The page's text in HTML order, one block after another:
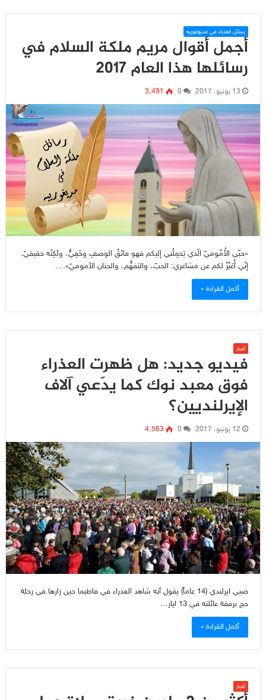
رسائل العذراء في مديوغوريه
أجمل أقوال مريم ملكة السلام في
رسائلها هذا العام 2017
13 يونيو، 2017 0 3٬491
«حبّي الأُمُوميّ الّذي يَحمِلُني إليكم فهو فائقُ الوصفِ وخَفِيٌّ، ولَكِنّه حقيقيّ.
إنّي أُعَبِّرُ لكم عن مشاعري: الحبّ، والتفهُّم، والحنان الأموميّ».…
أكمل القراءة »
أخبار
فيديو جديد: هل ظهرت العذراء
فوق معبد نوك كما يدّعي آلاف
الإيرلنديين؟
12 يونيو، 2017 0 4٬563
صبي ايرلندي (14 عاماً) يقول أنه شاهد العذراء في فاطيما حين زارها في رحلة
حج برفقة عائلته في 13 ايار…
أكمل القراءة »
أخبار